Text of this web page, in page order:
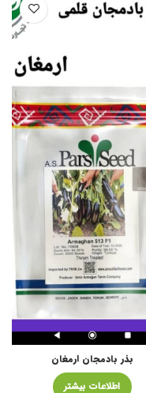
بذر بادمجان ارمغان
اطلاعات بیشتر